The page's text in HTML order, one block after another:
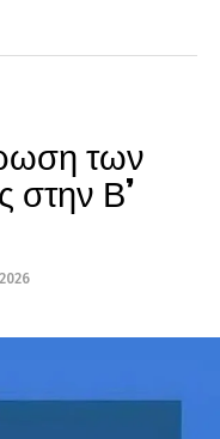
των
Β’